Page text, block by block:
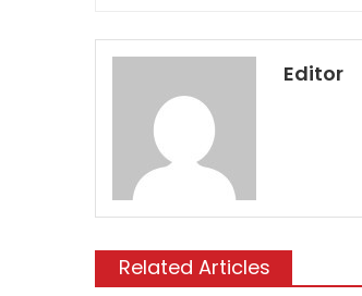
Editor
Related Articles